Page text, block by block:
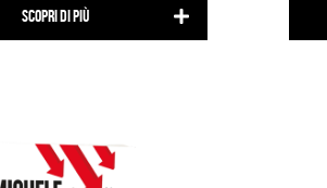
Scopri di più